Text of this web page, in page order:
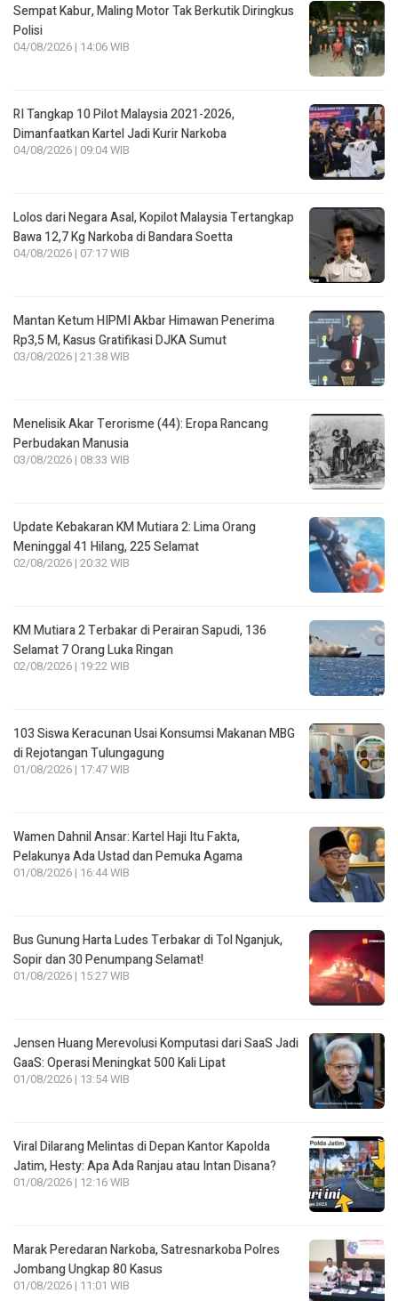
Sempat Kabur, Maling Motor Tak Berkutik Diringkus
Polisi
04/08/2026 | 14:06 WIB
RI Tangkap 10 Pilot Malaysia 2021-2026,
Dimanfaatkan Kartel Jadi Kurir Narkoba
04/08/2026 | 09:04 WIB
Lolos dari Negara Asal, Kopilot Malaysia Tertangkap
Bawa 12,7 Kg Narkoba di Bandara Soetta
04/08/2026 | 07:17 WIB
Mantan Ketum HIPMI Akbar Himawan Penerima
Rp3,5 M, Kasus Gratifikasi DJKA Sumut
03/08/2026 | 21:38 WIB
Menelisik Akar Terorisme (44): Eropa Rancang
Perbudakan Manusia
03/08/2026 | 08:33 WIB
Update Kebakaran KM Mutiara 2: Lima Orang
Meninggal 41 Hilang, 225 Selamat
02/08/2026 | 20:32 WIB
KM Mutiara 2 Terbakar di Perairan Sapudi, 136
Selamat 7 Orang Luka Ringan
02/08/2026 | 19:22 WIB
103 Siswa Keracunan Usai Konsumsi Makanan MBG
di Rejotangan Tulungagung
01/08/2026 | 17:47 WIB
Wamen Dahnil Ansar: Kartel Haji Itu Fakta,
Pelakunya Ada Ustad dan Pemuka Agama
01/08/2026 | 16:44 WIB
Bus Gunung Harta Ludes Terbakar di Tol Nganjuk,
Sopir dan 30 Penumpang Selamat!
01/08/2026 | 15:27 WIB
Jensen Huang Merevolusi Komputasi dari SaaS Jadi
GaaS: Operasi Meningkat 500 Kali Lipat
01/08/2026 | 13:54 WIB
Viral Dilarang Melintas di Depan Kantor Kapolda
Jatim, Hesty: Apa Ada Ranjau atau Intan Disana?
01/08/2026 | 12:16 WIB
Marak Peredaran Narkoba, Satresnarkoba Polres
Jombang Ungkap 80 Kasus
01/08/2026 | 11:01 WIB